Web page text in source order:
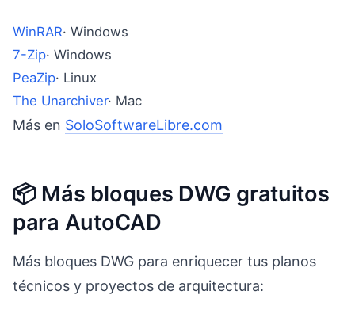
WinRAR· Windows
7-Zip· Windows
PeaZip· Linux
The Unarchiver· Mac
Más en SoloSoftwareLibre.com
📦 Más bloques DWG gratuitos
para AutoCAD
Más bloques DWG para enriquecer tus planos
técnicos y proyectos de arquitectura: